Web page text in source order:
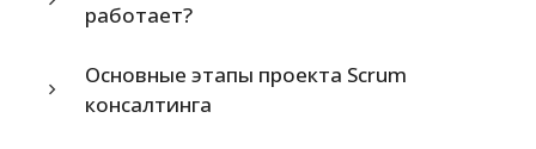
работает?
Основные этапы проекта Scrum
консалтинга